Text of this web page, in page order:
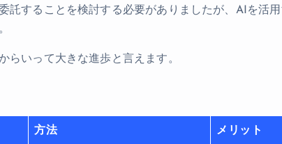
託することを検討する必要がありましたが、AIを活
らいって大きな進歩と言えます。
方法 メリット
るタイミン